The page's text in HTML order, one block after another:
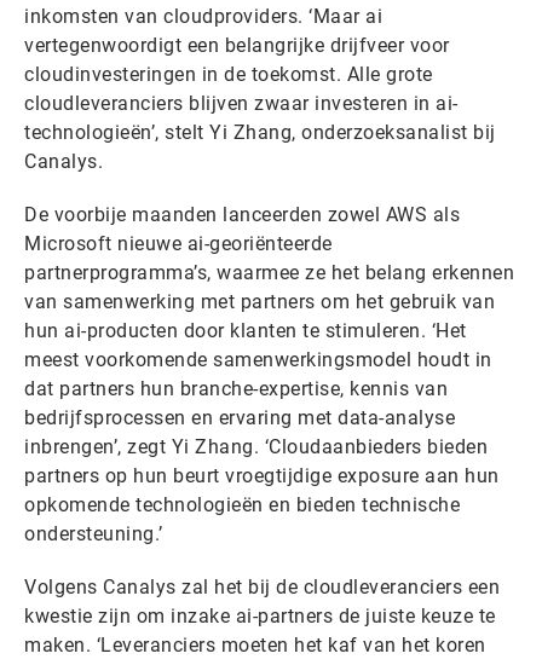
inkomsten van cloudproviders. ‘Maar ai
vertegenwoordigt een belangrijke drijfveer voor
cloudinvesteringen in de toekomst. Alle grote
cloudleveranciers blijven zwaar investeren in ai-
technologieën’, stelt Yi Zhang, onderzoeksanalist bij
Canalys.
De voorbije maanden lanceerden zowel AWS als
Microsoft nieuwe ai-georiënteerde
partnerprogramma’s, waarmee ze het belang erkennen
van samenwerking met partners om het gebruik van
hun ai-producten door klanten te stimuleren. ‘Het
meest voorkomende samenwerkingsmodel houdt in
dat partners hun branche-expertise, kennis van
bedrijfsprocessen en ervaring met data-analyse
inbrengen’, zegt Yi Zhang. ‘Cloudaanbieders bieden
partners op hun beurt vroegtijdige exposure aan hun
opkomende technologieën en bieden technische
ondersteuning.’
Volgens Canalys zal het bij de cloudleveranciers een
kwestie zijn om inzake ai-partners de juiste keuze te
maken. ‘Leveranciers moeten het kaf van het koren